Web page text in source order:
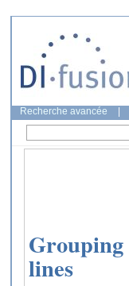
Recherche avancée
Grouping
lines